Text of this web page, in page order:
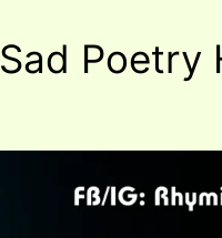
Poetry